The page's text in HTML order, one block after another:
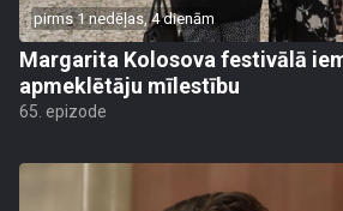
pirms 1 nedēļas, 4 dienām
Margarita Kolosova festivālā
apmeklētāju mīlestību
65. epizode